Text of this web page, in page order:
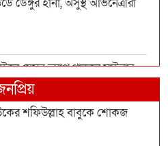
যেসব অ্যাপ থাকলে সাইবার
ফাঁসতে প...
শফিউল্লাহ বাবুকে শোকজ